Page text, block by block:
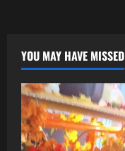
YOU MAY HAVE MISSED